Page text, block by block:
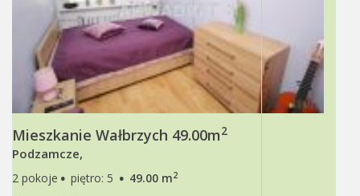
Mieszkanie Wałbrzych 49.00m2
Podzamcze,
2 pokoje · piętro: 5 · 49.00 m2